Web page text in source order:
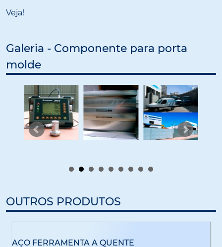
Veja!
Galeria - Componente para porta
molde
OUTROS PRODUTOS
AÇO FERRAMENTA A QUENTE